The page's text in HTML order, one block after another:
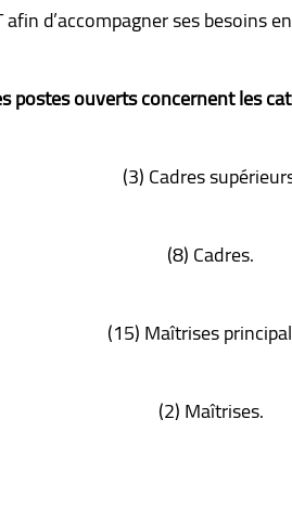
afin d’accompagner ses besoins
postes ouverts concernent les
(3) Cadres
(8) Cadres.
(15) Maîtrises
(2) Maîtrises.